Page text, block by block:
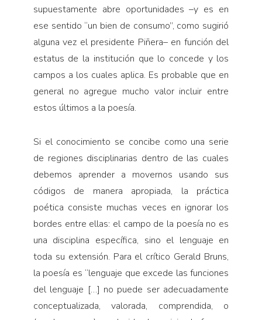
supuestamente abre oportunidades –y es en
ese sentido “un bien de consumo”, como sugirió
alguna vez el presidente Piñera– en función del
estatus de la institución que lo concede y los
campos a los cuales aplica. Es probable que en
general no agregue mucho valor incluir entre
estos últimos a la poesía.
Si el conocimiento se concibe como una serie
de regiones disciplinarias dentro de las cuales
debemos aprender a movernos usando sus
códigos de manera apropiada, la práctica
poética consiste muchas veces en ignorar los
bordes entre ellas: el campo de la poesía no es
una disciplina específica, sino el lenguaje en
toda su extensión. Para el crítico Gerald Bruns,
la poesía es “lenguaje que excede las funciones
del lenguaje […] no puede ser adecuadamente
conceptualizada, valorada, comprendida, o